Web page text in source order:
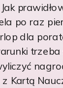
po raz
dla
trzeba
Kartą